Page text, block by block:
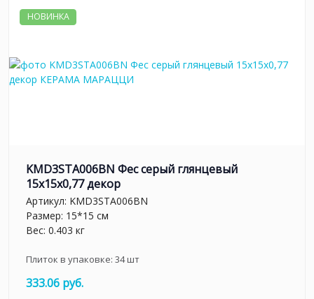
НОВИНКА
KMD3STA006BN Фес серый глянцевый
15x15x0,77 декор
Артикул: KMD3STA006BN
Размер: 15*15 см
Вес: 0.403 кг
Плиток в упаковке: 34шт
333.06 руб.